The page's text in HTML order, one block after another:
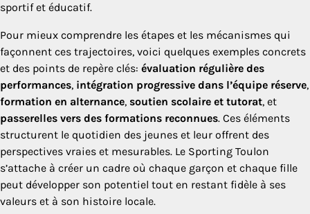
sportif et éducatif.
Pour mieux comprendre les étapes et les mécanismes qui
façonnent ces trajectoires, voici quelques exemples concrets
et des points de repère clés: évaluation régulière des
performances, intégration progressive dans l’équipe réserve,
formation en alternance, soutien scolaire et tutorat, et
passerelles vers des formations reconnues. Ces éléments
structurent le quotidien des jeunes et leur offrent des
perspectives vraies et mesurables. Le Sporting Toulon
s’attache à créer un cadre où chaque garçon et chaque fille
peut développer son potentiel tout en restant fidèle à ses
valeurs et à son histoire locale.